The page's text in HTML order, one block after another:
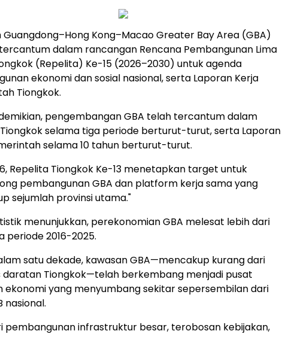
Guangdong–Hong Kong–Macao Greater Bay Area (GBA)
dalam rancangan Rencana Pembangunan Lima
(Repelita) Ke-15 (2026–2030) untuk agenda
ekonomi dan sosial nasional, serta Laporan Kerja
Tiongkok.
pengembangan GBA telah tercantum dalam
selama tiga periode berturut-turut, serta Laporan
selama 10 tahun berturut-turut.
Repelita Tiongkok Ke-13 menetapkan target untuk
pembangunan GBA dan platform kerja sama yang
sejumlah provinsi utama."
menunjukkan, perekonomian GBA melesat lebih dari
periode 2016-2025.
satu dekade, kawasan GBA—mencakup kurang dari
daratan Tiongkok—telah berkembang menjadi pusat
ekonomi yang menyumbang sekitar sepersembilan dari
nasional.
pembangunan infrastruktur besar, terobosan kebijakan,